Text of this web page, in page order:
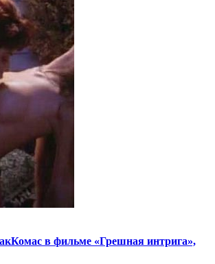
в фильме «Грешная интрига»,